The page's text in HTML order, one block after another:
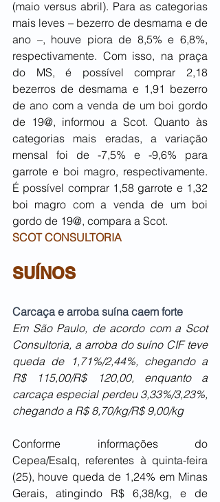
(maio versus abril). Para as categorias
mais leves – bezerro de desmama e de
ano –, houve piora de 8,5% e 6,8%,
respectivamente. Com isso, na praça
do MS, é possível comprar 2,18
bezerros de desmama e 1,91 bezerro
de ano com a venda de um boi gordo
de 19@, informou a Scot. Quanto às
categorias mais eradas, a variação
mensal foi de -7,5% e -9,6% para
garrote e boi magro, respectivamente.
É possível comprar 1,58 garrote e 1,32
boi magro com a venda de um boi
gordo de 19@, compara a Scot.
SCOT CONSULTORIA
SUÍNOS
Carcaça e arroba suína caem forte
Em São Paulo, de acordo com a Scot
Consultoria, a arroba do suíno CIF teve
queda de 1,71%/2,44%, chegando a
R$ 115,00/R$ 120,00, enquanto a
carcaça especial perdeu 3,33%/3,23%,
chegando a R$ 8,70/kg/R$ 9,00/kg
Conforme informações do
Cepea/Esalq, referentes à quinta-feira
(25), houve queda de 1,24% em Minas
Gerais, atingindo R$ 6,38/kg, e de